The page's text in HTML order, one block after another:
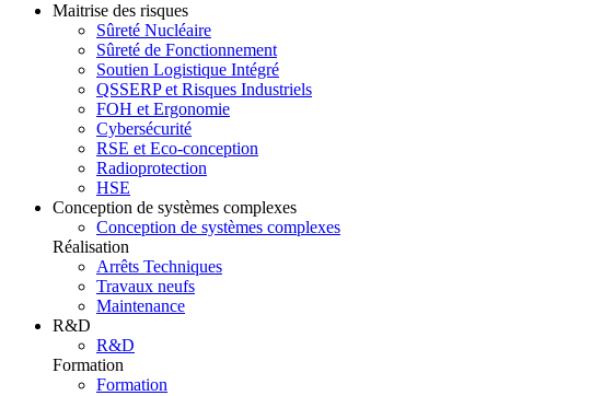
Maitrise des risques
Sûreté Nucléaire
Sûreté de Fonctionnement
Soutien Logistique Intégré
QSSERP et Risques Industriels
FOH et Ergonomie
Cybersécurité
RSE et Eco-conception
Radioprotection
HSE
Conception de systèmes complexes
Conception de systèmes complexes
Réalisation
Arrêts Techniques
Travaux neufs
Maintenance
R&D
R&D
Formation
Formation